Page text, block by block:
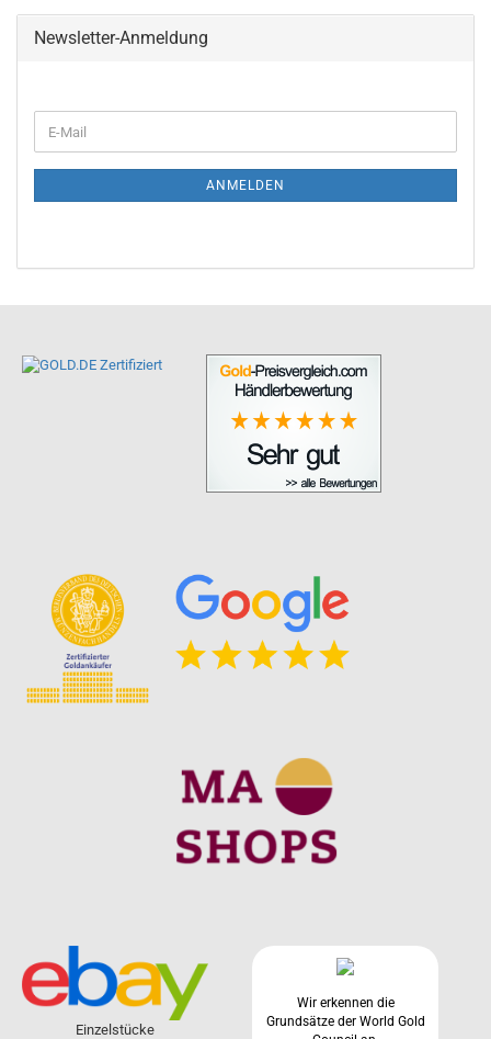
Newsletter-Anmeldung
ANMELDEN
Einzelstücke
Wir erkennen die
Grundsätze der World Gold